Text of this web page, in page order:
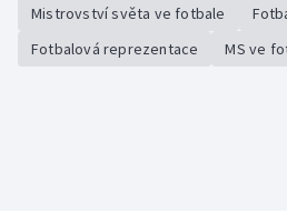
Ragby
Mistrovství světa ve fotbale
Fotbalová reprezentace
MS ve